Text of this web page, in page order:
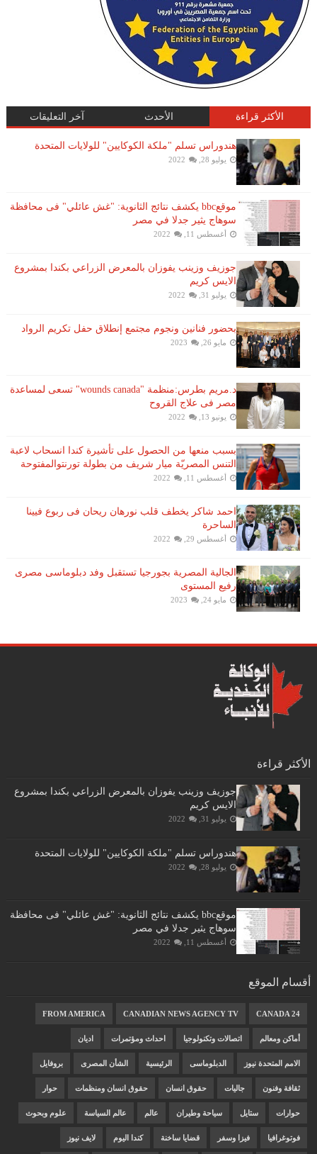
الأكثر قراءة الأحدث آخر التعليقات
هندوراس تسلم "ملكة الكوكايين" للولايات المتحدة
يوليو 28, 2022
موقعbbc يكشف نتائج الثانوية: "غش عائلي" فى محافظة
سوهاج يثير جدلا في مصر
أغسطس 11, 2022
جوزيف وزينب يفوزان بالمعرض الزراعي بكندا بمشروع
الايس كريم
يوليو 31, 2022
بحضور فنانين ونجوم مجتمع إنطلاق حفل تكريم الرواد
مايو 26, 2023
د.مريم بطرس:منظمة "wounds canada" تسعى لمساعدة
مصر فى علاج القروح
يونيو 13, 2022
بسبب منعها من الحصول على تأشيرة كندا انسحاب لاعبة ​
التنس​ المصريّة ​ميار شريف​ من بطولة ​تورنتو​المفتوحة
أغسطس 11, 2022
احمد شاكر يخطف قلب نورهان ريحان فى ربوع فيينا
الساحرة
أغسطس 29, 2022
الجالية المصرية بجورجيا تستقبل وفد دبلوماسى مصرى
رفيع المستوى
مايو 24, 2023
الأكثر قراءة
جوزيف وزينب يفوزان بالمعرض الزراعي بكندا بمشروع
الايس كريم
يوليو 31, 2022
هندوراس تسلم "ملكة الكوكايين" للولايات المتحدة
يوليو 28, 2022
موقعbbc يكشف نتائج الثانوية: "غش عائلي" فى محافظة
سوهاج يثير جدلا في مصر
أغسطس 11, 2022
أقسام الموقع
CANADA 24
CANADIAN NEWS AGENCY TV
FROM AMERICA
أماكن ومعالم اتصالات وتكنولوجيا احداث ومؤتمرات اديان
الامم المتحدة نيوز الدبلوماسى الرئيسية الشأن المصرى بروفايل
ثقافة وفنون جاليات حقوق انسان حقوق انسان ومنظمات حوار
حوارات ستايل سياحة وطيران عالم عالم السياسة علوم وبحوث
فوتوغرافيا فيزا وسفر قضايا ساخنة كندا اليوم لايف نيوز